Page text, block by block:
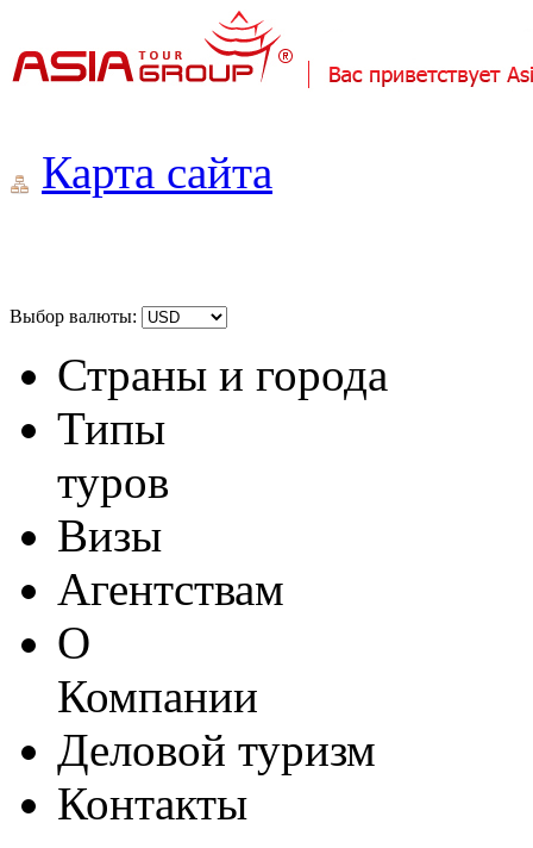
Карта сайта
Выбор валюты:
Страны и города
Типы
туров
Визы
Агентствам
О
Компании
Деловой туризм
Контакты